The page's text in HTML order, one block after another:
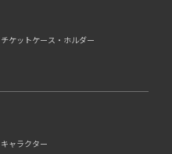
チケットケース・ホルダー
キャラクター